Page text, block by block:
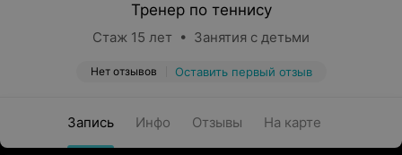
Тренер по теннису
Стаж 15 лет • Занятия с детьми
Нет отзывов Оставить первый отзыв
Запись Инфо Отзывы На карте